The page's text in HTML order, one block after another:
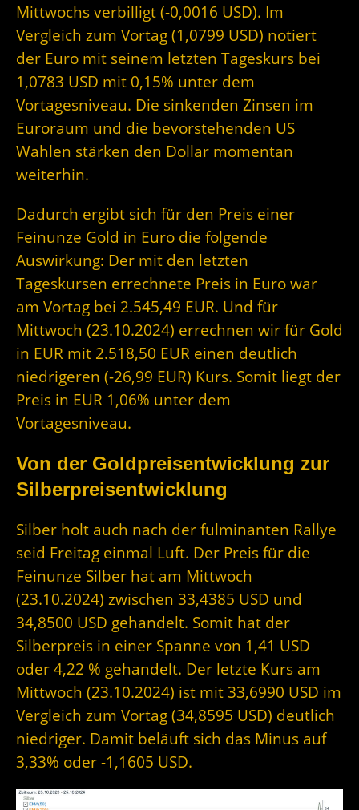
Mittwochs verbilligt (-0,0016 USD). Im
Vergleich zum Vortag (1,0799 USD) notiert
der Euro mit seinem letzten Tageskurs bei
1,0783 USD mit 0,15% unter dem
Vortagesniveau. Die sinkenden Zinsen im
Euroraum und die bevorstehenden US
Wahlen stärken den Dollar momentan
weiterhin.
Dadurch ergibt sich für den Preis einer
Feinunze Gold in Euro die folgende
Auswirkung: Der mit den letzten
Tageskursen errechnete Preis in Euro war
am Vortag bei 2.545,49 EUR. Und für
Mittwoch (23.10.2024) errechnen wir für Gold
in EUR mit 2.518,50 EUR einen deutlich
niedrigeren (-26,99 EUR) Kurs. Somit liegt der
Preis in EUR 1,06% unter dem
Vortagesniveau.
Von der Goldpreisentwicklung zur
Silberpreisentwicklung
Silber holt auch nach der fulminanten Rallye
seid Freitag einmal Luft. Der Preis für die
Feinunze Silber hat am Mittwoch
(23.10.2024) zwischen 33,4385 USD und
34,8500 USD gehandelt. Somit hat der
Silberpreis in einer Spanne von 1,41 USD
oder 4,22 % gehandelt. Der letzte Kurs am
Mittwoch (23.10.2024) ist mit 33,6990 USD im
Vergleich zum Vortag (34,8595 USD) deutlich
niedriger. Damit beläuft sich das Minus auf
3,33% oder -1,1605 USD.